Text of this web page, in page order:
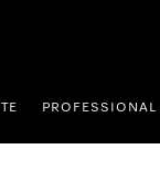
PROFESSIONAL